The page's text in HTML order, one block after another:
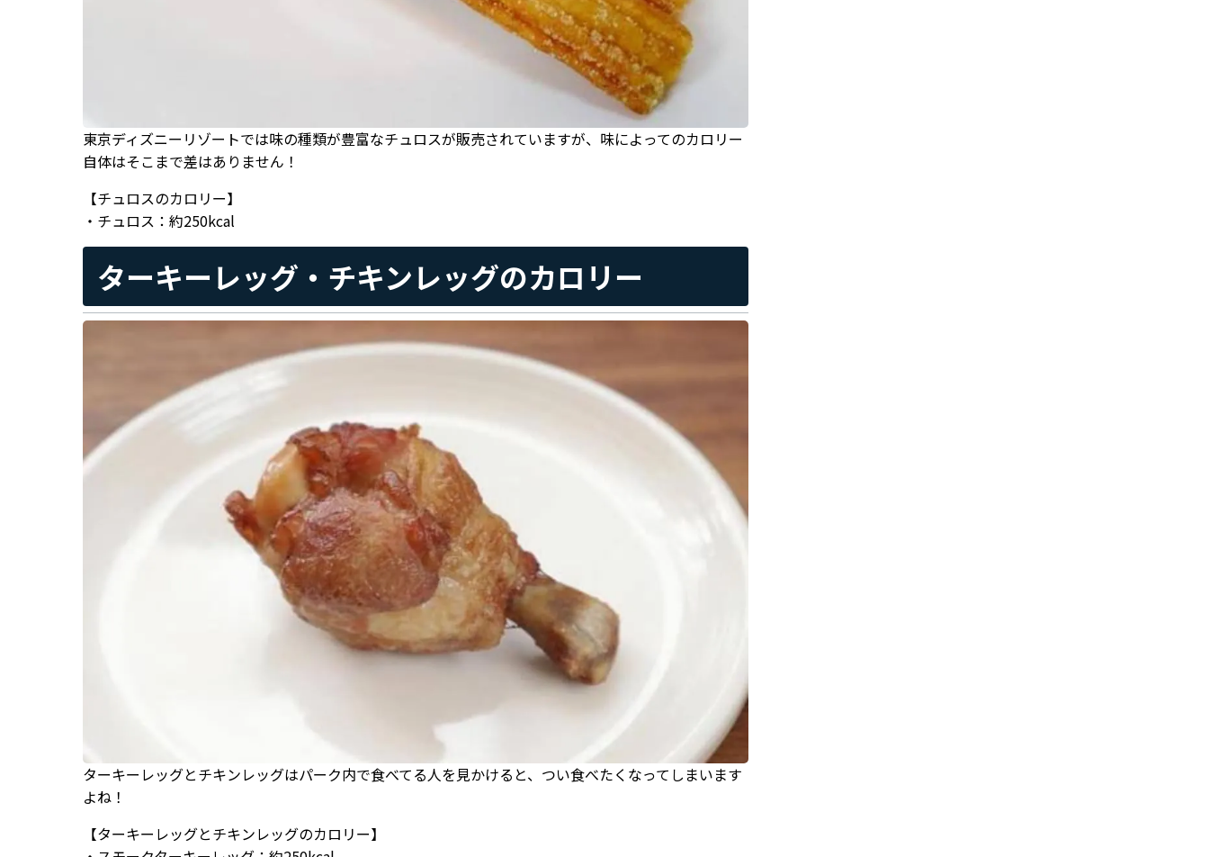
東京ディズニーリゾートでは味の種類が豊富なチュロスが販売されていますが、味によってのカロリー
自体はそこまで差はありません！
【チュロスのカロリー】
・チュロス：約250kcal
ターキーレッグ・チキンレッグのカロリー
ターキーレッグとチキンレッグはパーク内で食べてる人を見かけると、つい食べたくなってしまいます
よね！
【ターキーレッグとチキンレッグのカロリー】